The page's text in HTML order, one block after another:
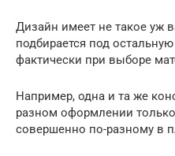
Дизайн имеет не такое уж
подбирается под
фактически при выборе
Например, одна и та же
разном оформлении
совершенно по-разному в